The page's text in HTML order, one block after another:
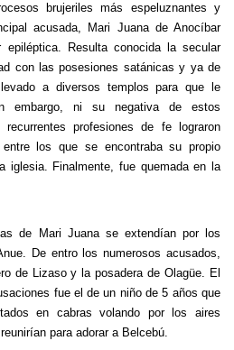
brujeriles más espeluznantes y
acusada, Mari Juana de Anocíbar
Resulta conocida la secular
con las posesiones satánicas y ya de
a diversos templos para que le
embargo, ni su negativa de estos
profesiones de fe lograron
los que se encontraba su propio
iglesia. Finalmente, fue quemada en la
de Mari Juana se extendían por los
De entro los numerosos acusados,
de Lizaso y la posadera de Olagüe. El
fue el de un niño de 5 años que
en cabras volando por los aires
para adorar a Belcebú.